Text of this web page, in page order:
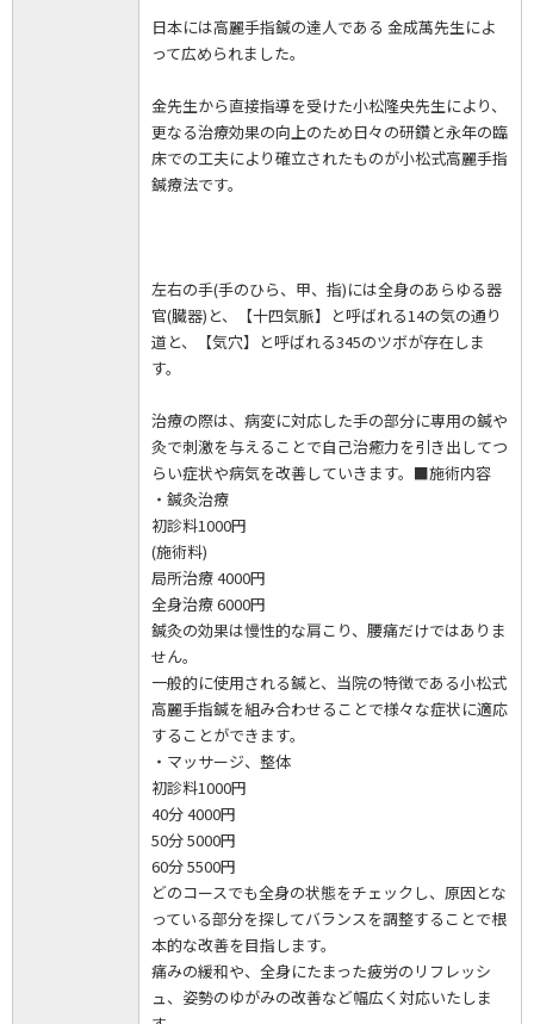
日本には高麗手指鍼の達人である 金成萬先生によ
って広められました。
金先生から直接指導を受けた小松隆央先生により、
更なる治療効果の向上のため日々の研鑽と永年の臨
床での工夫により確立されたものが小松式高麗手指
鍼療法です。
左右の手(手のひら、甲、指)には全身のあらゆる器
官(臓器)と、【十四気脈】と呼ばれる14の気の通り
道と、【気穴】と呼ばれる345のツボが存在しま
す。
治療の際は、病変に対応した手の部分に専用の鍼や
灸で刺激を与えることで自己治癒力を引き出してつ
らい症状や病気を改善していきます。■施術内容
・鍼灸治療
初診料1000円
(施術料)
局所治療 4000円
全身治療 6000円
鍼灸の効果は慢性的な肩こり、腰痛だけではありま
せん。
一般的に使用される鍼と、当院の特徴である小松式
高麗手指鍼を組み合わせることで様々な症状に適応
することができます。
・マッサージ、整体
初診料1000円
40分 4000円
50分 5000円
60分 5500円
どのコースでも全身の状態をチェックし、原因とな
っている部分を探してバランスを調整することで根
本的な改善を目指します。
痛みの緩和や、全身にたまった疲労のリフレッシ
ュ、姿勢のゆがみの改善など幅広く対応いたしま